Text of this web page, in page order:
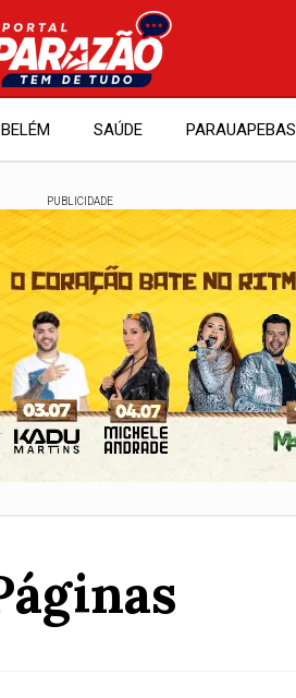
BELÉM SAÚDE PARAUAPEBAS
PUBLICIDADE